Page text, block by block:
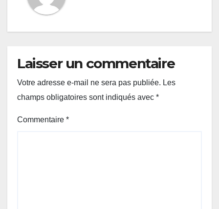
Laisser un commentaire
Votre adresse e-mail ne sera pas publiée. Les
champs obligatoires sont indiqués avec *
Commentaire *